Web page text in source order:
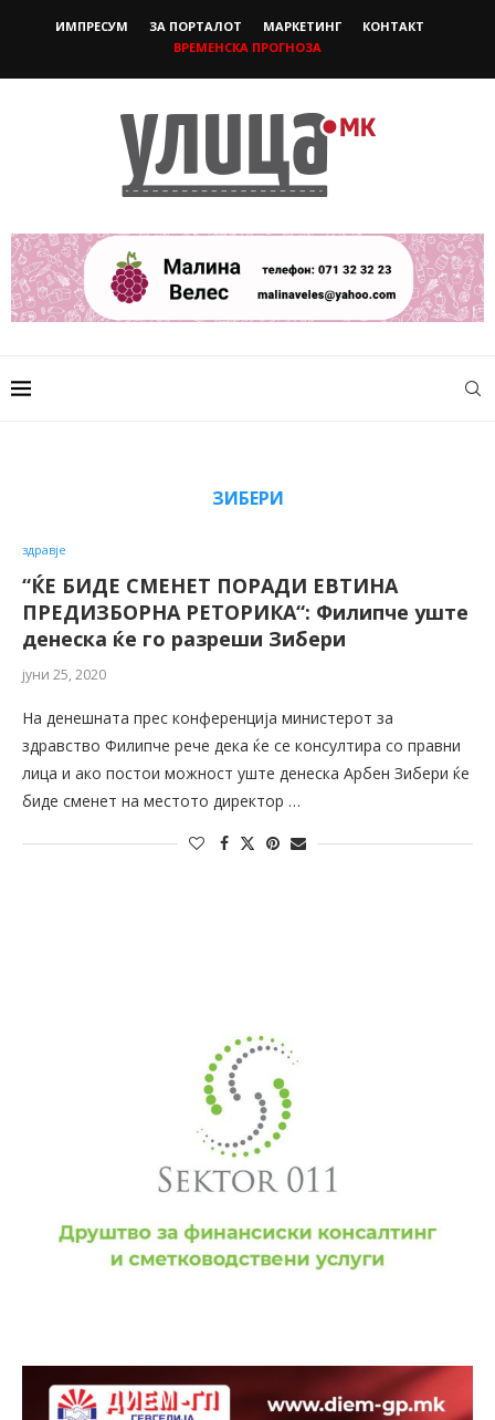
ИМПРЕСУМ ЗА ПОРТАЛОТ МАРКЕТИНГ
КОНТАКТ
ВРЕМЕНСКА ПРОГНОЗА
ЗИБЕРИ
здравје
“ЌЕ БИДЕ СМЕНЕТ ПОРАДИ ЕВТИНА
ПРЕДИЗБОРНА РЕТОРИКА“: Филипче уште
денеска ќе го разреши Зибери
јуни 25, 2020
На денешната прес конференција министерот за
здравство Филипче рече дека ќе се консултира со правни
лица и ако постои можност уште денеска Арбен Зибери ќе
биде сменет на местото директор …